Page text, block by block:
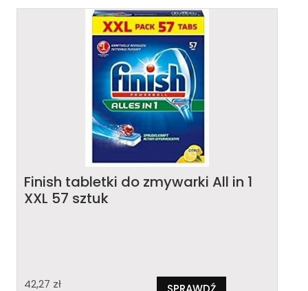
Finish tabletki do zmywarki All in 1
XXL 57 sztuk
42,27 zł